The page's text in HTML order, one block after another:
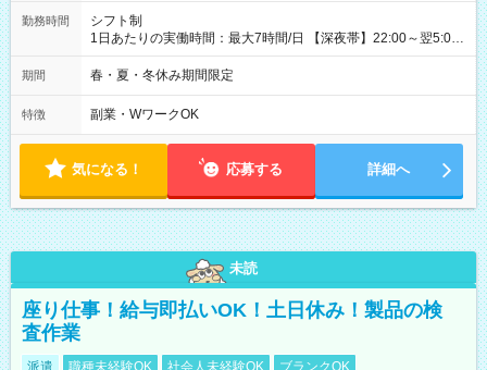
勤務時間
シフト制
1日あたりの実働時間：最大7時間/日 【深夜帯】22:00～翌5:00
週2日～・1日2h～OK◎ ※22:00から翌5:00までは18歳以上の方
のみ勤務可能です（18歳未満の深夜業務禁止のため） ★深夜で
す。 必ず、2名以上での勤務を行いますので、安心して働けま
す。
期間 春・夏・冬休み期間限定
特徴 副業・WワークOK
気になる！ 応募する 詳細へ
未読
座り仕事！給与即払いOK！土日休み！製品の検
査作業
派遣 職種未経験OK 社会人未経験OK
ブランクOK